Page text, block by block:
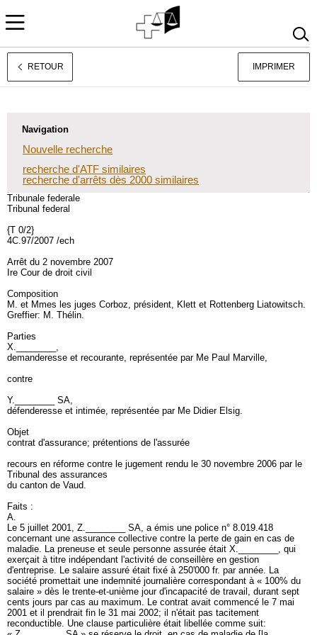
Deutsch
RETOUR IMPRIMER
Navigation
Nouvelle recherche
recherche d'ATF similaires
recherche d'arrêts dès 2000 similaires
Tribunale federale
Tribunal federal
{T 0/2}
4C.97/2007 /ech
Arrêt du 2 novembre 2007
Ire Cour de droit civil
Composition
M. et Mmes les juges Corboz, président, Klett et Rottenberg Liatowitsch.
Greffier: M. Thélin.
Parties
X.________,
demanderesse et recourante, représentée par Me Paul Marville,
contre
Y.________ SA,
défenderesse et intimée, représentée par Me Didier Elsig.
Objet
contrat d'assurance; prétentions de l'assurée
recours en réforme contre le jugement rendu le 30 novembre 2006 par le
Tribunal des assurances
du canton de Vaud.
Faits :
A.
Le 5 juillet 2001, Z.________ SA, a émis une police n° 8.019.418
concernant une assurance collective contre la perte de gain en cas de
maladie. La preneuse et seule personne assurée était X.________, qui
exerçait à titre indépendant l'activité de conseillère en gestion
d'entreprise. Le salaire assuré était fixé à 250'000 fr. par année. La
société promettait une indemnité journalière correspondant à « 100% du
salaire » dès le trente-et-unième jour d'incapacité de travail, durant sept
cents jours par cas au maximum. Le contrat avait commencé le 7 mai
2001 et il prendrait fin le 31 mai 2002; il n'était pas tacitement
reconductible. Une clause particulière était libellée comme suit: